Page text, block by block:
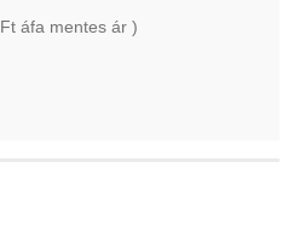
Ft áfa mentes ár )